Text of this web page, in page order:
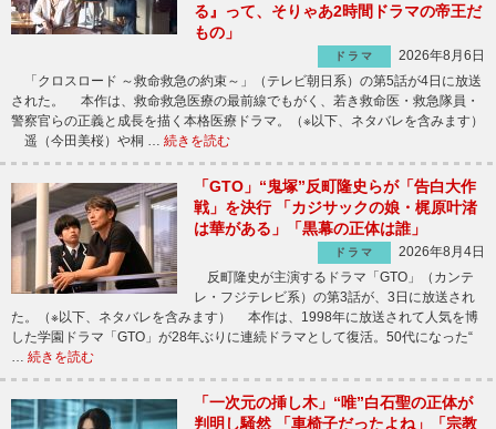
る』って、そりゃあ2時間ドラマの帝王だ
もの」
ドラマ
2026年8月6日
「クロスロード ～救命救急の約束～」（テレビ朝日系）の第5話が4日に放送
された。 本作は、救命救急医療の最前線でもがく、若き救命医・救急隊員・
警察官らの正義と成長を描く本格医療ドラマ。（※以下、ネタバレを含みます）
遥（今田美桜）や桐 … 続きを読む
「GTO」“鬼塚”反町隆史らが「告白大作
戦」を決行 「カジサックの娘・梶原叶渚
は華がある」「黒幕の正体は誰」
ドラマ
2026年8月4日
反町隆史が主演するドラマ「GTO」（カンテ
レ・フジテレビ系）の第3話が、3日に放送され
た。（※以下、ネタバレを含みます） 本作は、1998年に放送されて人気を博
した学園ドラマ「GTO」が28年ぶりに連続ドラマとして復活。50代になった“
続きを読む
「一次元の挿し木」“唯”白石聖の正体が
判明し騒然 「車椅子だったよね」「宗教